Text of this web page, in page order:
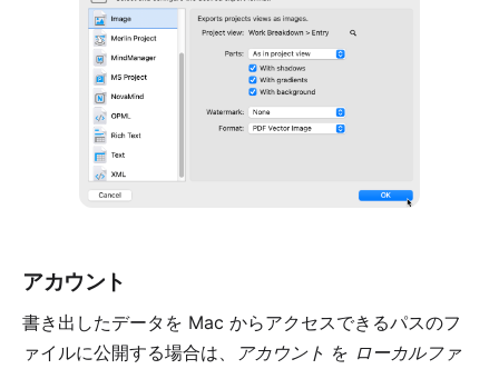
アカウント
書き出したデータを Mac からアクセスできるパスのフ
ァイルに公開する場合は、
アカウント を ローカルファ